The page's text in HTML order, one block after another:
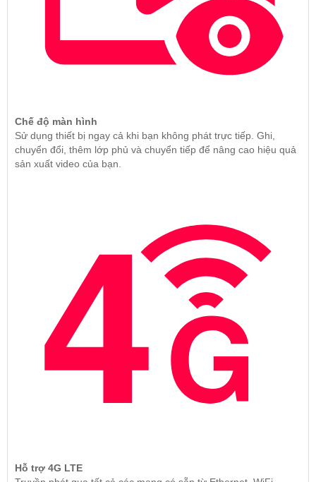
Chế độ màn hình
Sử dụng thiết bị ngay cả khi bạn không phát trực tiếp. Ghi,
chuyển đổi, thêm lớp phủ và chuyển tiếp để nâng cao hiệu quả
sản xuất video của bạn.
Hỗ trợ 4G LTE